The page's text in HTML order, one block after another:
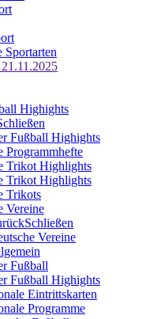
Sportarten
Highights
Fußball Highights
Programmhefte
Trikot Highlights
Trikot Highlights
Trikots
Vereine
Schließen
Vereine
Fußball
Fußball Highights
Eintrittskarten
Programme